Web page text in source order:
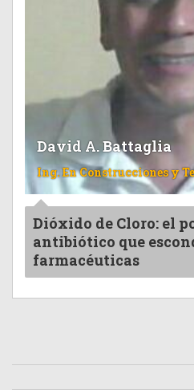
David A. Battaglia
Ing. En Construcciones y
Dióxido de Cloro: el
antibiótico que
farmacéuticas